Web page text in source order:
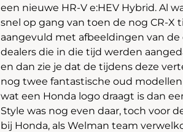
een nieuwe HR-V e:HEV Hybrid. Al
snel op gang van toen de nog CR-
aangevuld met afbeeldingen van de
dealers die in die tijd werden
en dan zie je dat de tijdens deze
nog twee fantastische oud
wat een Honda logo draagt is dan
Style was nog even daar, toch voor
bij Honda, als Welman team